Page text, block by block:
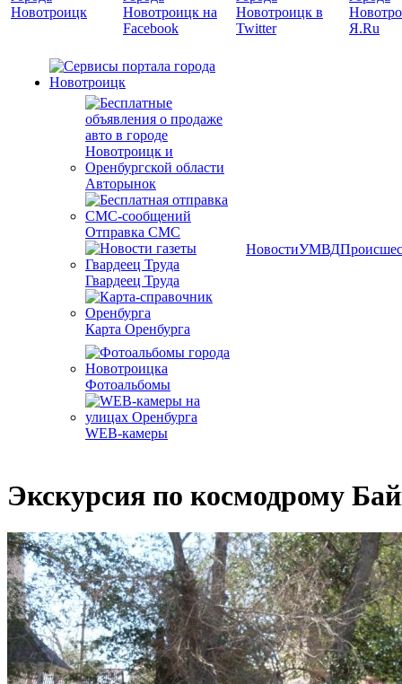
Авторынок
Отправка СМС
Гвардеец Труда
Карта Оренбурга
Фотоальбомы
WEB-камеры
НовостиУМВД
Экскурсия по космодрому